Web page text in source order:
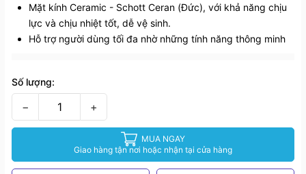
Mặt kính Ceramic - Schott Ceran (Đức), với khả năng chịu
lực và chịu nhiệt tốt, dễ vệ sinh.
Hỗ trợ người dùng tối đa nhờ những tính năng thông minh
Số lượng:
− +
MUA NGAY
Giao hàng tận nơi hoặc nhận tại cửa hàng